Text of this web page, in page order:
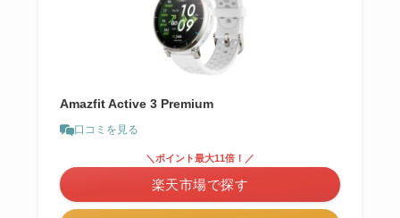
Amazfit Active 3 Premium
口コミを見る
＼ポイント最大11倍！／
楽天市場で探す